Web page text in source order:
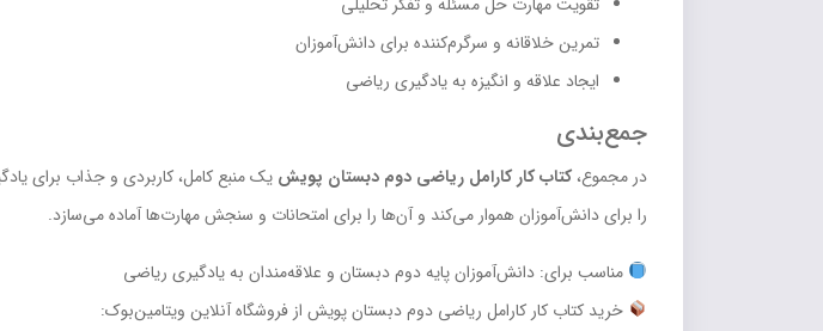
تمرین خلاقانه و سرگرم‌کننده برای دانش‌آموزان
ایجاد علاقه و انگیزه به یادگیری ریاضی
جمع‌بندی
در مجموع،کتاب کار کارامل ریاضی دوم دبستان پویش یک منبع کامل، کاربردی و جذاب برای
را برای دانش‌آموزان هموار می‌کند و آن‌ها را برای امتحانات و سنجش مهارت‌ها آماده می‌سازد.
مناسب برای: دانش‌آموزان پایه دوم دبستان و علاقه‌مندان به یادگیری ریاضی
خرید کتاب کار کارامل ریاضی دوم دبستان پویش از فروشگاه آنلاین ویتامین‌بوک: